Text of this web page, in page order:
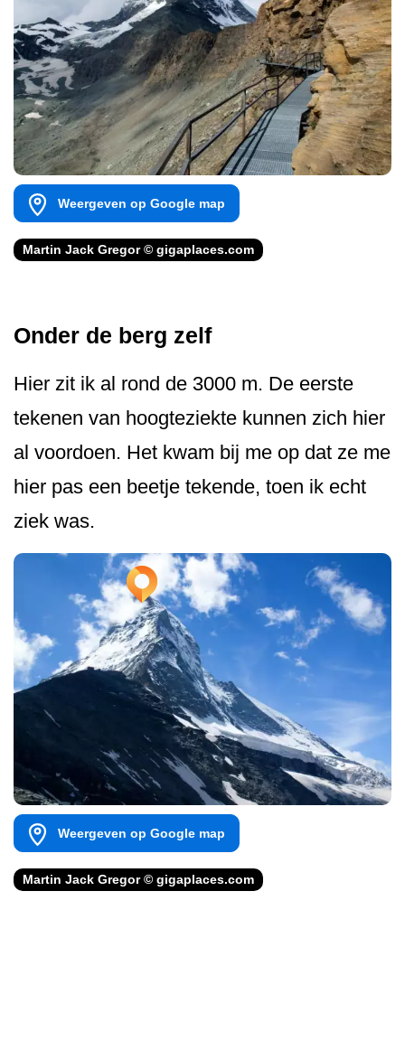
Weergeven op Google map
Martin Jack Gregor © gigaplaces.com
Onder de berg zelf
Hier zit ik al rond de 3000 m. De eerste
tekenen van hoogteziekte kunnen zich hier
al voordoen. Het kwam bij me op dat ze me
hier pas een beetje tekende, toen ik echt
ziek was.
Weergeven op Google map
Martin Jack Gregor © gigaplaces.com